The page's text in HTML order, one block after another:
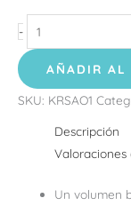
-
AÑADIR AL
SKU: KRSAO1
Descripción
Valoraciones
Un volumen